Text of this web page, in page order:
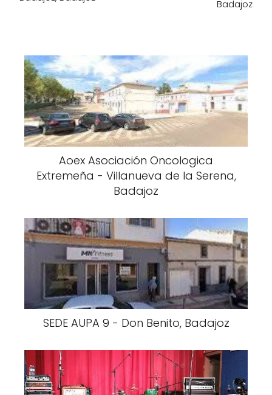
Badajoz
Aoex Asociación Oncologica
Extremeña - Villanueva de la Serena,
Badajoz
SEDE AUPA 9 - Don Benito, Badajoz